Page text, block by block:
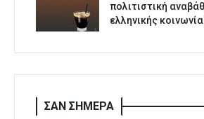
πολιτιστική
ελληνικής
ΣΑΝ ΣΗΜΕΡΑ